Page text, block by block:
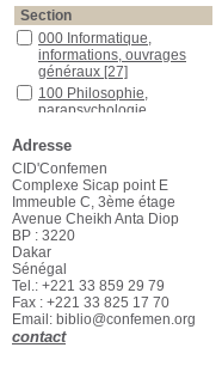
Section
000 Informatique,
informations, ouvrages
généraux [27]
100 Philosophie,
parapsychologie,
200 Religion
300 Sciences sociales
[1098]
400 Langage[1]
500 Sciences pures
600Technologie
700 Beaux-arts, arts
décoratifs, sports [14]
900 Géographie, histoire
[3]
Adresse
CID'Confemen
Complexe Sicap point E
Immeuble C, 3ème étage
Avenue Cheikh Anta Diop
BP : 3220
Dakar
Sénégal
Tel.: +221 33 859 29 79
Fax : +221 33 825 17 70
Email: biblio@confemen.org
contact